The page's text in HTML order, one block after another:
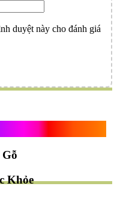
duyệt này cho đánh giá
Khỏe